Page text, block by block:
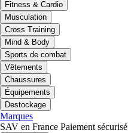
Fitness & Cardio
Musculation
Cross Training
Mind & Body
Sports de combat
Vêtements
Chaussures
Équipements
Destockage
Marques
SAV en France Paiement sécurisé